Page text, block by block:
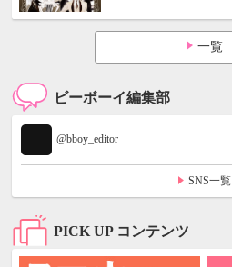
一覧
ビーボーイ編集部
@bboy_editor
SNS一覧
PICK UP コンテンツ